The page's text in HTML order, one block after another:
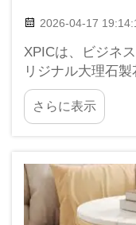
2026-04-17
XPICは、ビジネ
リジナル大理石
思っています。こ
なく、お客様の
です。大理石製
す…
さらに表示